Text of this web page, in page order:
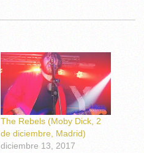
The Rebels (Moby Dick, 2
de diciembre, Madrid)
diciembre 13, 2017